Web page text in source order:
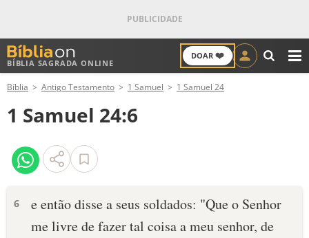
BÍBLIA SAGRADA ONLINE
DOAR ❤️
ANTIGO TESTAMENTO
NOVO TESTAMENTO
VERSÍCULOS
PALAVRA DO DIA
Bíblia Antigo Testamento 1 Samuel 1 Samuel 24
1 Samuel 24:6
6
e então disse a seus soldados: "Que o Senhor
me livre de fazer tal coisa a meu senhor, de